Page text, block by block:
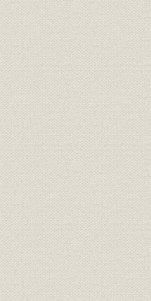
靴;生産
靴;風俗